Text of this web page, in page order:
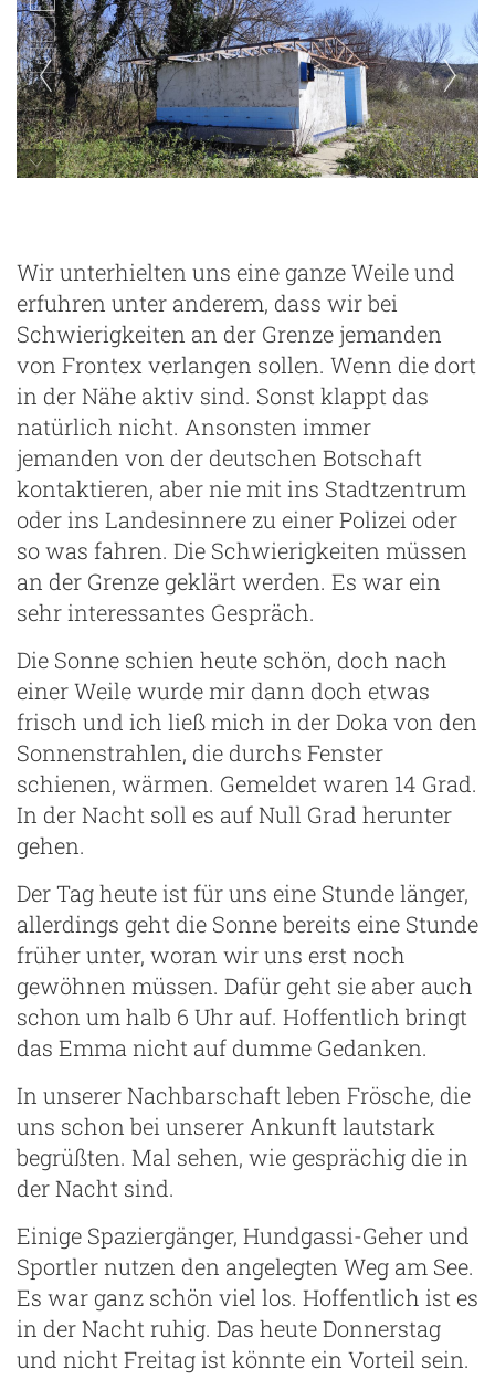
Wir unterhielten uns eine ganze Weile und
erfuhren unter anderem, dass wir bei
Schwierigkeiten an der Grenze jemanden
von Frontex verlangen sollen. Wenn die dort
in der Nähe aktiv sind. Sonst klappt das
natürlich nicht. Ansonsten immer
jemanden von der deutschen Botschaft
kontaktieren, aber nie mit ins Stadtzentrum
oder ins Landesinnere zu einer Polizei oder
so was fahren. Die Schwierigkeiten müssen
an der Grenze geklärt werden. Es war ein
sehr interessantes Gespräch.
Die Sonne schien heute schön, doch nach
einer Weile wurde mir dann doch etwas
frisch und ich ließ mich in der Doka von den
Sonnenstrahlen, die durchs Fenster
schienen, wärmen. Gemeldet waren 14 Grad.
In der Nacht soll es auf Null Grad herunter
gehen.
Der Tag heute ist für uns eine Stunde länger,
allerdings geht die Sonne bereits eine Stunde
früher unter, woran wir uns erst noch
gewöhnen müssen. Dafür geht sie aber auch
schon um halb 6 Uhr auf. Hoffentlich bringt
das Emma nicht auf dumme Gedanken.
In unserer Nachbarschaft leben Frösche, die
uns schon bei unserer Ankunft lautstark
begrüßten. Mal sehen, wie gesprächig die in
der Nacht sind.
Einige Spaziergänger, Hundgassi-Geher und
Sportler nutzen den angelegten Weg am See.
Es war ganz schön viel los. Hoffentlich ist es
in der Nacht ruhig. Das heute Donnerstag
und nicht Freitag ist könnte ein Vorteil sein.